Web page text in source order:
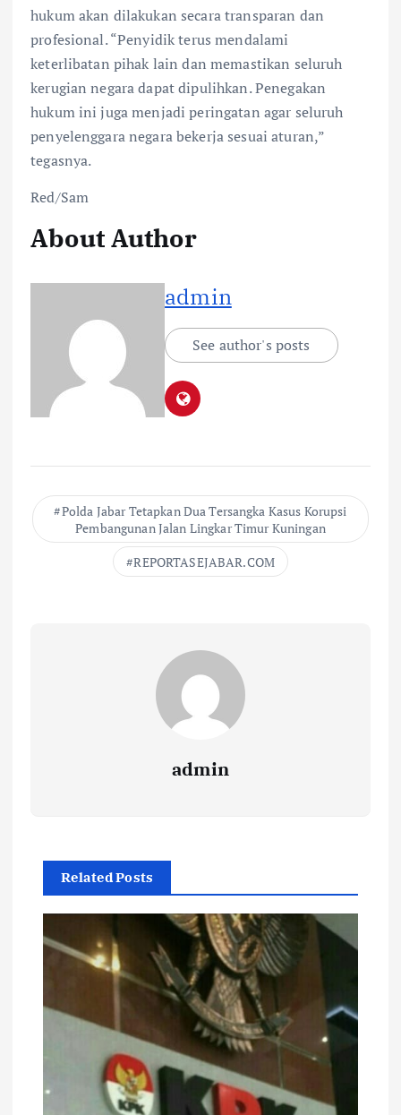
hukum akan dilakukan secara transparan dan
profesional. “Penyidik terus mendalami
keterlibatan pihak lain dan memastikan seluruh
kerugian negara dapat dipulihkan. Penegakan
hukum ini juga menjadi peringatan agar seluruh
penyelenggara negara bekerja sesuai aturan,”
tegasnya.
Red/Sam
About Author
admin
See author's posts
Polda Jabar Tetapkan Dua Tersangka Kasus Korupsi
Pembangunan Jalan Lingkar Timur Kuningan
REPORTASEJABAR.COM
admin
Related Posts